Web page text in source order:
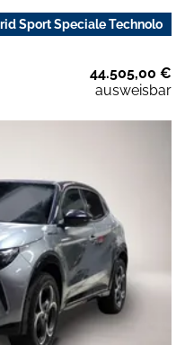
Sport Speciale Technolo
44.505,00 €
ausweisbar